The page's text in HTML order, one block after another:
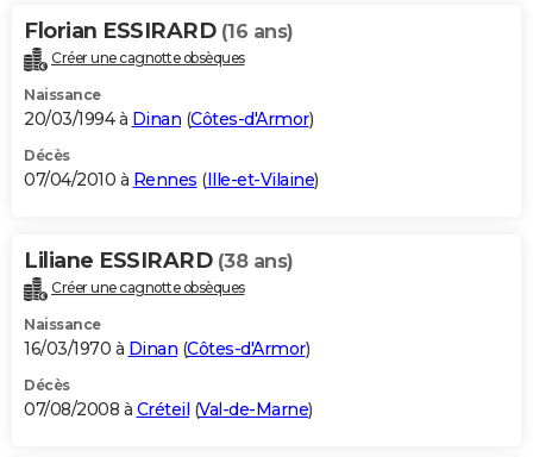
Florian ESSIRARD (16 ans)
Créer une cagnotte obsèques
Naissance
20/03/1994 à Dinan (Côtes-d'Armor)
Décès
07/04/2010 à Rennes (Ille-et-Vilaine)
Liliane ESSIRARD (38 ans)
Créer une cagnotte obsèques
Naissance
16/03/1970 à Dinan (Côtes-d'Armor)
Décès
07/08/2008 à Créteil (Val-de-Marne)